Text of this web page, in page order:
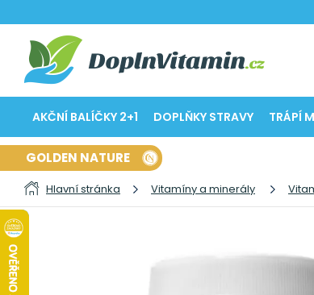
AKČNÍ BALÍČKY 2+1 DOPLŇKY STRAVY TRÁPÍ
GOLDEN NATURE
Hlavní stránka Vitamíny a minerály